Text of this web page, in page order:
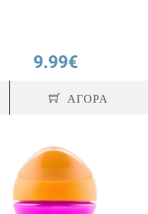
9.99€
ΑΓΟΡΑ